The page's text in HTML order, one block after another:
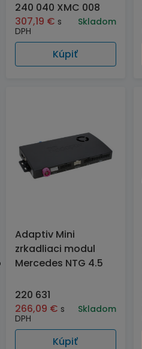
240 040 XMC 008
307,19 € s
DPH
Skladom
Kúpiť
Adaptiv Mini
zrkadliaci modul
Mercedes NTG 4.5
220 631
266,09 € s
DPH
Skladom
Kúpiť